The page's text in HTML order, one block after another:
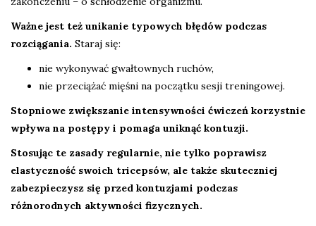
Ważne jest też unikanie typowych błędów podczas
rozciągania. Staraj się:
nie wykonywać gwałtownych ruchów,
nie przeciążać mięśni na początku sesji treningowej.
Stopniowe zwiększanie intensywności ćwiczeń korzystnie
wpływa na postępy i pomaga uniknąć kontuzji.
Stosując te zasady regularnie, nie tylko poprawisz
elastyczność swoich tricepsów, ale także skuteczniej
zabezpieczysz się przed kontuzjami podczas
różnorodnych aktywności fizycznych.